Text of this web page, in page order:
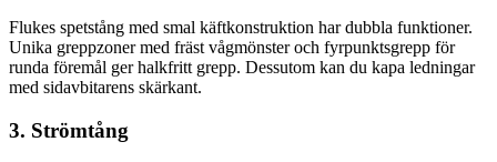
Flukes spetstång med smal käftkonstruktion har dubbla funktioner.
Unika greppzoner med fräst vågmönster och fyrpunktsgrepp för
runda föremål ger halkfritt grepp. Dessutom kan du kapa ledningar
med sidavbitarens skärkant.
3. Strömtång